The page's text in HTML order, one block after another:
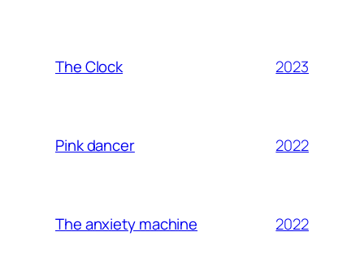
The Clock 2023
Pink dancer 2022
The anxiety machine 2022